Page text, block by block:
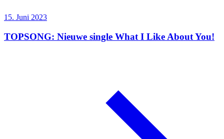
15. Juni 2023
TOPSONG: Nieuwe single What I Like About You!